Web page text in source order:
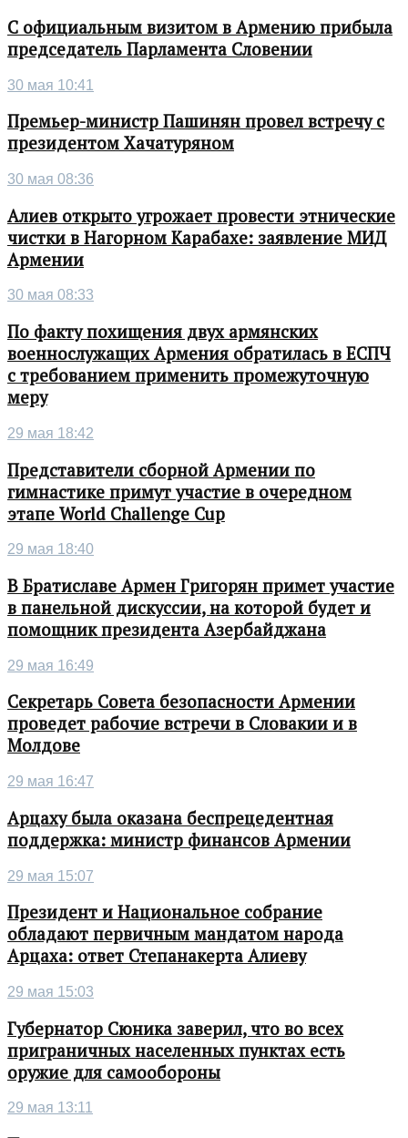
С официальным визитом в Армению прибыла
председатель Парламента Словении
30 мая 10:41
Премьер-министр Пашинян провел встречу с
президентом Хачатуряном
30 мая 08:36
Алиев открыто угрожает провести этнические
чистки в Нагорном Карабахе: заявление МИД
Армении
30 мая 08:33
По факту похищения двух армянских
военнослужащих Армения обратилась в ЕСПЧ
с требованием применить промежуточную
меру
29 мая 18:42
Представители сборной Армении по
гимнастике примут участие в очередном
этапе World Challenge Cup
29 мая 18:40
В Братиславе Армен Григорян примет участие
в панельной дискуссии, на которой будет и
помощник президента Азербайджана
29 мая 16:49
Секретарь Совета безопасности Армении
проведет рабочие встречи в Словакии и в
Молдове
29 мая 16:47
Арцаху была оказана беспрецедентная
поддержка: министр финансов Армении
29 мая 15:07
Президент и Национальное собрание
обладают первичным мандатом народа
Арцаха: ответ Степанакерта Алиеву
29 мая 15:03
Губернатор Сюника заверил, что во всех
приграничных населенных пунктах есть
оружие для самообороны
29 мая 13:11